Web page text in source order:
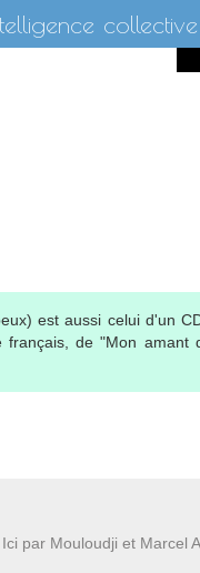
collective
est aussi celui d'un
français, de "Mon amant
par Mouloudji et Marcel